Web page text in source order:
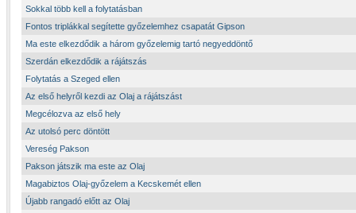
Sokkal több kell a folytatásban
Fontos triplákkal segítette győzelemhez csapatát Gipson
Ma este elkezdődik a három győzelemig tartó negyeddöntő
Szerdán elkezdődik a rájátszás
Folytatás a Szeged ellen
Az első helyről kezdi az Olaj a rájátszást
Megcélozva az első hely
Az utolsó perc döntött
Vereség Pakson
Pakson játszik ma este az Olaj
Magabiztos Olaj-győzelem a Kecskemét ellen
Újabb rangadó előtt az Olaj